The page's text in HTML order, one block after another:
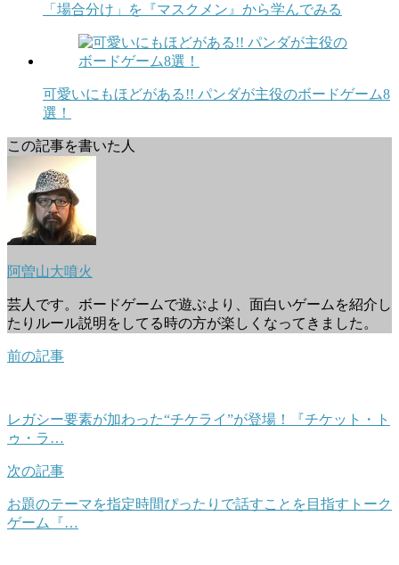
「場合分け」を『マスクメン』から学んでみる
可愛いにもほどがある!! パンダが主役のボードゲーム8
選！
この記事を書いた人
阿曽山大噴火
芸人です。ボードゲームで遊ぶより、面白いゲームを紹介し
たりルール説明をしてる時の方が楽しくなってきました。
前の記事
レガシー要素が加わった“チケライ”が登場！『チケット・ト
ゥ・ラ…
次の記事
お題のテーマを指定時間ぴったりで話すことを目指すトーク
ゲーム『…